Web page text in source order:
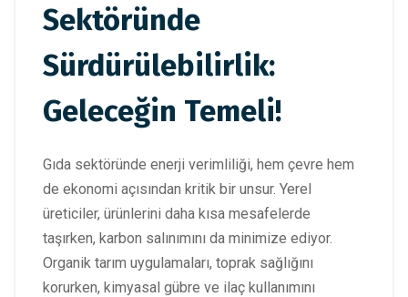
Sektöründe
Sürdürülebilirlik:
Geleceğin Temeli!
Gıda sektöründe enerji verimliliği, hem çevre hem
de ekonomi açısından kritik bir unsur. Yerel
üreticiler, ürünlerini daha kısa mesafelerde
taşırken, karbon salınımını da minimize ediyor.
Organik tarım uygulamaları, toprak sağlığını
korurken, kimyasal gübre ve ilaç kullanımını